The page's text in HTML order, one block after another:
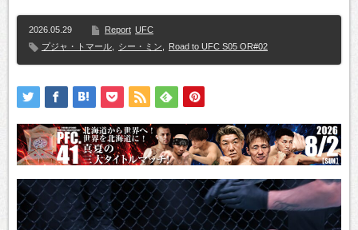
2026.05.29 Report UFC
プジャ・トマール
シー・ミン Road to UFC S05 OR#02